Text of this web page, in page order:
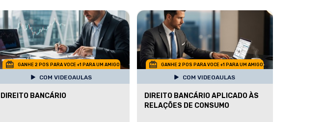
GANHE 2 POS PARA VOCE +1 PARA UM AMIGO
COM VIDEOAULAS
DIREITO BANCÁRIO
GANHE 2 POS PARA VOCE +1 PARA UM AMIGO
COM VIDEOAULAS
DIREITO BANCÁRIO APLICADO ÀS
RELAÇÕES DE CONSUMO